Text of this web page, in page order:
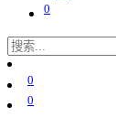
0
0
0